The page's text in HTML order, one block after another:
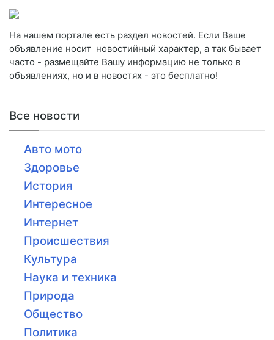
На нашем портале есть раздел новостей. Если Ваше
объявление носит новостийный характер, а так бывает
часто - размещайте Вашу информацию не только в
объявлениях, но и в новостях - это бесплатно!
Все новости
Авто мото
Здоровье
История
Интересное
Интернет
Происшествия
Культура
Наука и техника
Природа
Общество
Политика